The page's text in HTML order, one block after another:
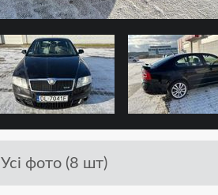
Усі фото (8 шт)